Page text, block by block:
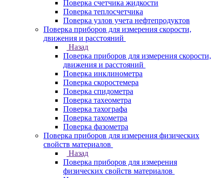
Поверка счетчика жидкости
Поверка теплосчетчика
Поверка узлов учета нефтепродуктов
Поверка приборов для измерения скорости,
движения и расстояний
Назад
Поверка приборов для измерения скорости,
движения и расстояний
Поверка инклинометра
Поверка скоростемера
Поверка спидометра
Поверка тахеометра
Поверка тахографа
Поверка тахометра
Поверка фазометра
Поверка приборов для измерения физических
свойств материалов
Назад
Поверка приборов для измерения
физических свойств материалов